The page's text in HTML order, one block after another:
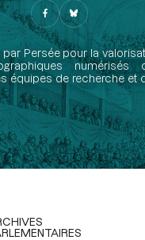
Persée pour la
numérisés
équipes de recherche et